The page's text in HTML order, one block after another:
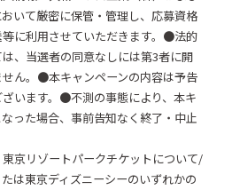
いて厳密に保管・管理し、応募資格
に利用させていただきます。●法的
、当選者の同意なしには第3者に開
ん。●本キャンペーンの内容は予告
います。●不測の事態により、本キ
った場合、事前告知なく終了・中止
東京リゾートパークチケットについて/
は東京ディズニーシーのいずれかの